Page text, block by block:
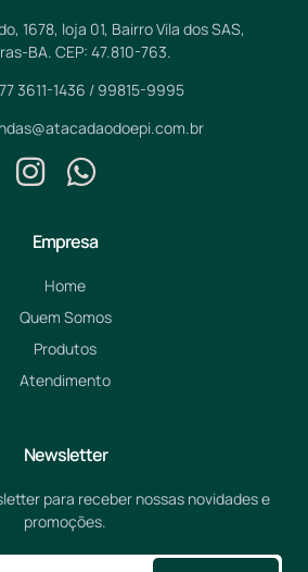
1678, loja 01, Bairro Vila dos SAS,
BA. CEP: 47.810-763.
77 3611-1436 / 99815-9995
Empresa
Home
Quem Somos
Produtos
Atendimento
Newsletter
para receber nossas novidades e
promoções.